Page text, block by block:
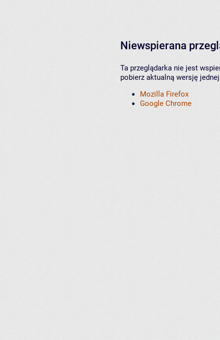
Niewspierana
Ta przeglądarka nie jest
pobierz aktualną wersję
Mozilla Firefox
Google Chrome